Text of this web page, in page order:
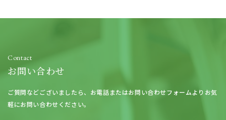
Contact
お問い合わせ
ご質問などございましたら、 お電話またはお問い合わせフォームよりお気
軽にお問い合わせください。